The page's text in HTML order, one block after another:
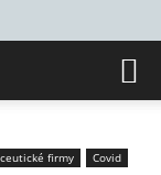
firmy
Covid